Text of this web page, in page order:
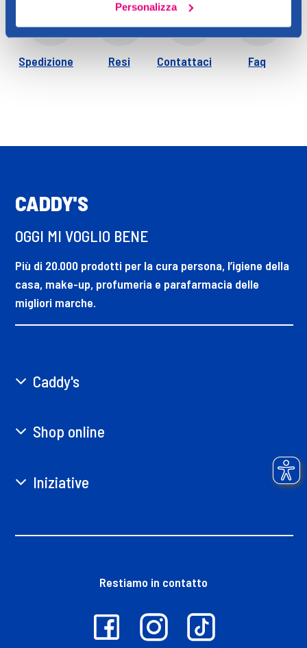
Personalizza
Spedizione Resi Contattaci Faq
CADDY'S
OGGI MI VOGLIO BENE
Più di 20.000 prodotti per la cura persona, l’igiene della
casa, make-up, profumeria e parafarmacia delle
migliori marche.
Caddy's
Shop online
Iniziative
Restiamo in contatto